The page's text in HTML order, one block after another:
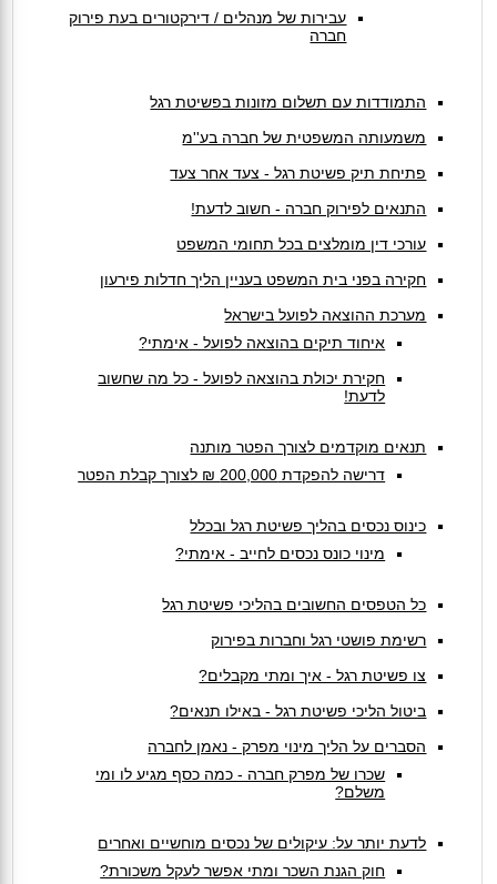
עבירות של מנהלים / דירקטורים בעת פירוק
חברה
התמודדות עם תשלום מזונות בפשיטת רגל
משמעותה המשפטית של חברה בע''מ
פתיחת תיק פשיטת רגל - צעד אחר צעד
התנאים לפירוק חברה - חשוב לדעת!
עורכי דין מומלצים בכל תחומי המשפט
חקירה בפני בית המשפט בעניין הליך חדלות פירעון
מערכת ההוצאה לפועל בישראל
איחוד תיקים בהוצאה לפועל - אימתי?
חקירת יכולת בהוצאה לפועל - כל מה שחשוב
לדעת!
תנאים מוקדמים לצורך הפטר מותנה
דרישה להפקדת 200,000 ₪ לצורך קבלת הפטר
כינוס נכסים בהליך פשיטת רגל ובכלל
מינוי כונס נכסים לחייב - אימתי?
כל הטפסים החשובים בהליכי פשיטת רגל
רשימת פושטי רגל וחברות בפירוק
צו פשיטת רגל - איך ומתי מקבלים?
ביטול הליכי פשיטת רגל - באילו תנאים?
הסברים על הליך מינוי מפרק - נאמן לחברה
שכרו של מפרק חברה - כמה כסף מגיע לו ומי
משלם?
לדעת יותר על: עיקולים של נכסים מוחשיים ואחרים
חוק הגנת השכר ומתי אפשר לעקל משכורת?